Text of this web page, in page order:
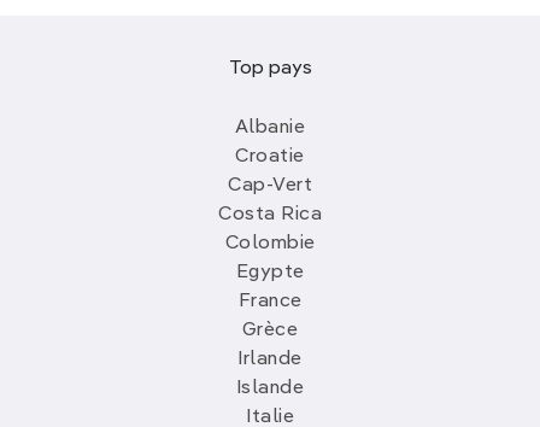
Top pays
Albanie
Croatie
Cap-Vert
Costa Rica
Colombie
Egypte
France
Grèce
Irlande
Islande
Italie